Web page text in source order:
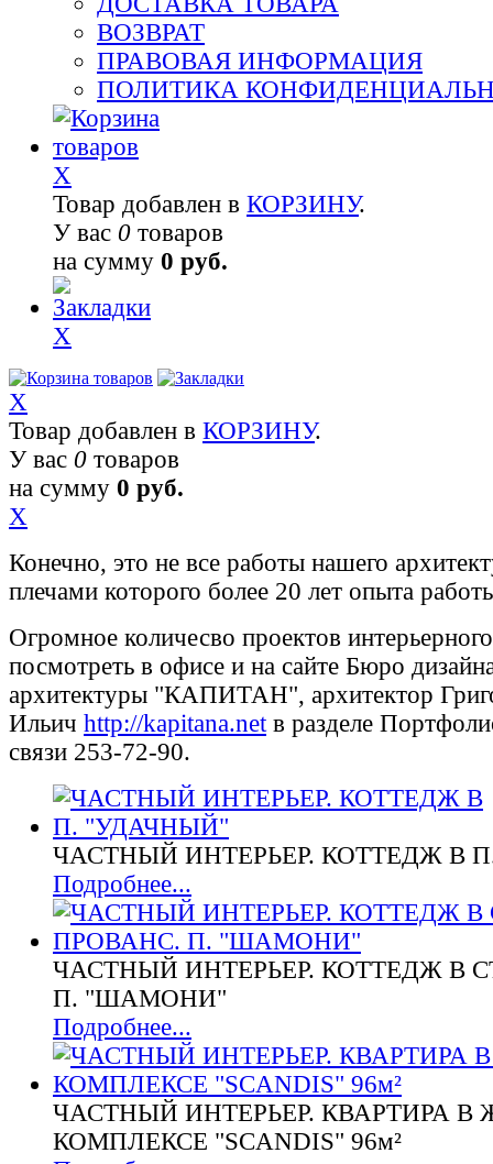
ВОЗВРАТ
ПРАВОВАЯ ИНФОРМАЦИЯ
ПОЛИТИКА
X
Товар добавлен в КОРЗИНУ.
У вас 0 товаров
на сумму 0 руб.
X
X
Товар добавлен в КОРЗИНУ.
У вас 0 товаров
на сумму 0 руб.
X
Конечно, это не все работы нашего
плечами которого более 20 лет опыта
Огромное количесво проектов
посмотреть в офисе и на сайте Бюро
архитектуры "КАПИТАН", архитектор
Ильич http://kapitana.netв разделе
связи 253-72-90.
ЧАСТНЫЙ ИНТЕРЬЕР. КОТТЕДЖ В
Подробнее...
ЧАСТНЫЙ ИНТЕРЬЕР. КОТТЕДЖ В
П. "ШАМОНИ"
Подробнее...
ЧАСТНЫЙ ИНТЕРЬЕР. КВАРТИРА
КОМПЛЕКСЕ "SCANDIS" 96м²